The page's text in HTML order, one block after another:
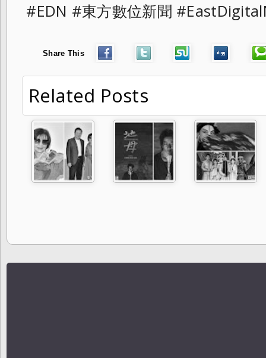
#EDN #東方數位新聞
Share This
Related Posts